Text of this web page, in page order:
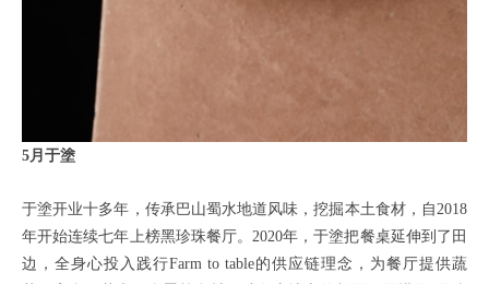
5月于塗
于塗开业十多年，传承巴山蜀水地道风味，挖掘本土食材，自2018
年开始连续七年上榜黑珍珠餐厅。2020年，于塗把餐桌延伸到了田
边，全身心投入践行Farm to table的供应链理念，为餐厅提供蔬